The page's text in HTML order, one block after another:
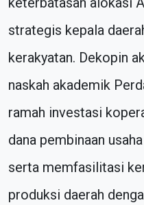
strategis kepala
kerakyatan. Dekopin
naskah akademik
ramah investasi
dana pembinaan
serta memfasilitasi
produksi daerah